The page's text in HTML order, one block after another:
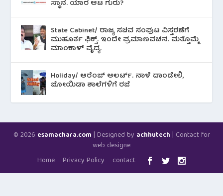
ಸ್ಥಾನ. ಯಾರ ಆಟ ಗುರು?
State Cabinet/ ರಾಜ್ಯ ಸಚಿವ ಸಂಪುಟ ವಿಸ್ತರಣೆಗೆ
ಮುಹೂರ್ತ ಫಿಕ್ಸ್. ಇಂದೇ ಪ್ರಮಾಣವಚನ. ಮತ್ತೊಮ್ಮೆ
ಮಾಂಕಾಳ್ ವೈದ್ಯ.
Holiday/ ಆರೆಂಜ್ ಅಲರ್ಟ್. ನಾಳೆ ದಾಂಡೇಲಿ,
ಜೋಯಿಡಾ ಶಾಲೆಗಳಿಗೆ ರಜೆ
© 2026 esamachara.com | Designed by achhutech | Contact for
web designe
Home
Privacy Policy contact